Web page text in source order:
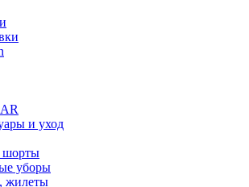
и уход
шорты
уборы
жилеты